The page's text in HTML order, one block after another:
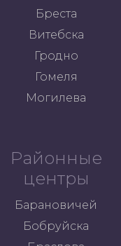
Бреста
Витебска
Гродно
Гомеля
Могилева
Районные
центры
Барановичей
Бобруйска